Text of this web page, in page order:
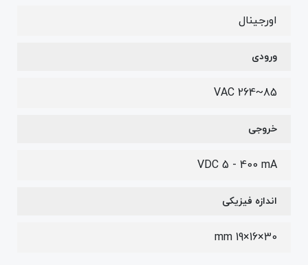
اورجینال
ورودی
85~264 VAC
خروجی
VDC 5 - 400 mA
اندازه فیزیکی
30×16×19 mm